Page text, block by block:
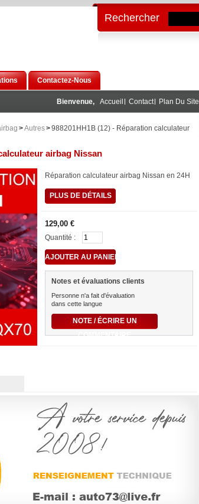
Contactez-Nous
Bienvenue, Accueil Contact Plan Du Site
Rechercher
>Autres>988201HH1B (12) - Réparation calculateur
airbag Nissan
Réparation calculateur airbag Nissan en 24H
PLUS DE DÉTAILS
129,00 €
Quantité :
Notes et évaluations clients
Personne n'a fait d'évaluation
dans cette langue
NOTE / ÉCRIRE UN
COMMENTAIRE